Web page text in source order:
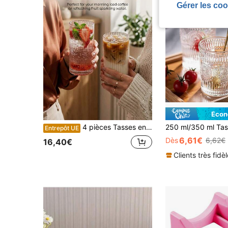
Entrepôt UE 4 pièces Tasses en verre rayées hautes 360ml (sans pailles), tasses à eau vintage, tasses à boisson, tasses à café, tasses à jus, tasses à boisson froide, verre résistant à la chaleur, convient pour la consommation quotidienne, les fêtes, les rassemblements d'amis, pour les amis qui aiment la vie, les meilleurs amis, les bouteilles d'eau scolaires, belles tasses à café, tasses à eau réutilisables, décorations d'Halloween, cerise, festivals saoudiens, cadeaux d'anniversaire,
16,40€
Dès6,61€ 6,62€
Clients très
Gérer les